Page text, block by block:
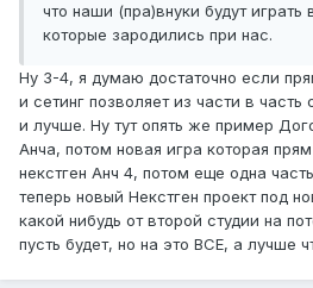
что наши (пра)внуки будут
которые зародились при нас.
Ну 3-4, я думаю достаточно если
и сетинг позволяет из части в часть
и лучше. Ну тут опять же пример
Анча, потом новая игра которая
некстген Анч 4, потом еще одна
теперь новый Некстген проект под
какой нибудь от второй студии на
пусть будет, но на это ВСЕ, а лучше